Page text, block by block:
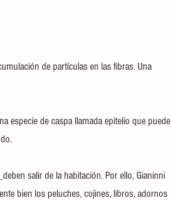
de partículas en las fibras. Una
especie de caspa llamada epitelio que puede
deben salir de la habitación. Por ello, Gianinni
bien los peluches, cojines, libros, adornos